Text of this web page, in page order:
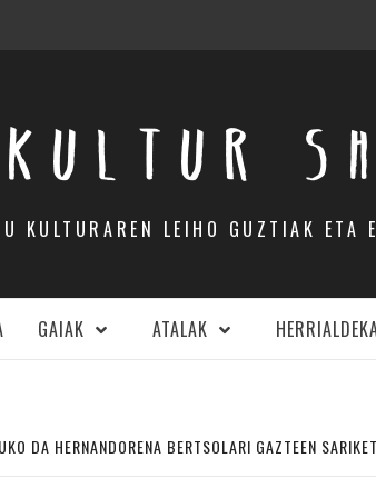
KULTUR
KULTURAREN LEIHO GUZTIAK ETA
GAIAK ATALAK
DA HERNANDORENA BERTSOLARI GAZTEEN